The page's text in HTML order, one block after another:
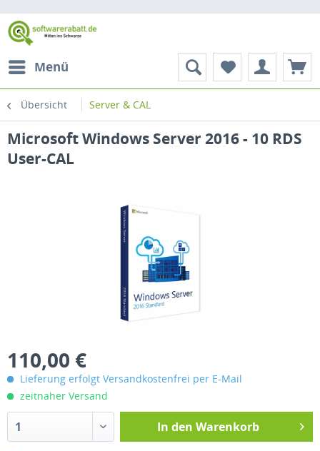
Menü
Übersicht Server & CAL
Microsoft Windows Server 2016 - 10 RDS
User-CAL
110,00 €
Lieferung erfolgt Versandkostenfrei per E-Mail
zeitnaher Versand
In den Warenkorb